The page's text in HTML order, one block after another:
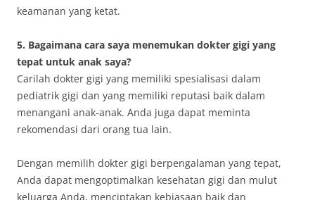
keamanan yang ketat.
5. Bagaimana cara saya menemukan dokter gigi yang
tepat untuk anak saya?
Carilah dokter gigi yang memiliki spesialisasi dalam
pediatrik gigi dan yang memiliki reputasi baik dalam
menangani anak-anak. Anda juga dapat meminta
rekomendasi dari orang tua lain.
Dengan memilih dokter gigi berpengalaman yang tepat,
Anda dapat mengoptimalkan kesehatan gigi dan mulut
keluarga Anda, menciptakan kebiasaan baik dan